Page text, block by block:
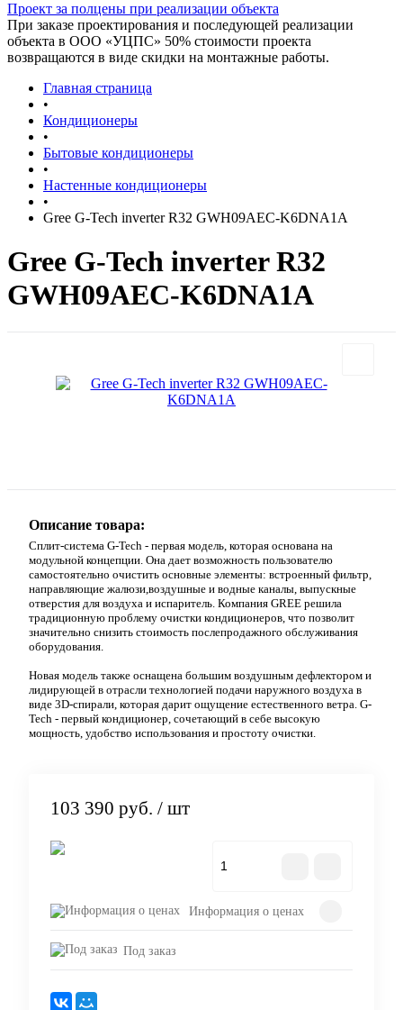
Проект за полцены при реализации объекта
При заказе проектирования и последующей реализации
объекта в ООО «УЦПС» 50% стоимости проекта
возвращаются в виде скидки на монтажные работы.
Главная страница
•
Кондиционеры
•
Бытовые кондиционеры
•
Настенные кондиционеры
•
Gree G-Tech inverter R32 GWH09AEC-K6DNA1A
Gree G-Tech inverter R32
GWH09AEC-K6DNA1A
Описание товара:
Сплит-система G-Tech - первая модель, которая основана на
модульной концепции. Она дает возможность пользователю
самостоятельно очистить основные элементы: встроенный фильтр,
направляющие жалюзи,воздушные и водные каналы, выпускные
отверстия для воздуха и испаритель. Компания GREE решила
традиционную проблему очистки кондиционеров, что позволит
значительно снизить стоимость послепродажного обслуживания
оборудования.
Новая модель также оснащена большим воздушным дефлектором и
лидирующей в отрасли технологией подачи наружного воздуха в
виде 3D-спирали, которая дарит ощущение естественного ветра. G-
Tech - первый кондиционер, сочетающий в себе высокую
мощность, удобство использования и простоту очистки.
103 390 руб. / шт
Информация о ценах
Под заказ